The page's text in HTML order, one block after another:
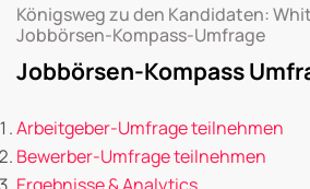
Königsweg zu den Kandidaten:
Jobbörsen-Kompass-Umfrage
Jobbörsen-Kompass
Arbeitgeber-Umfrage teilnehmen
Bewerber-Umfrage teilnehmen